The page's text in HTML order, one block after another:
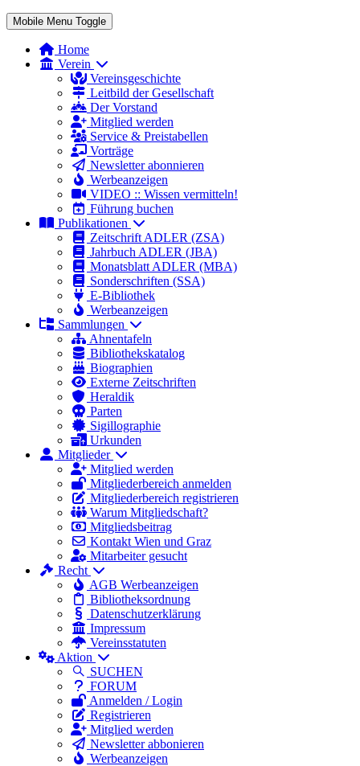
Mobile Menu Toggle
Home
Verein
Vereinsgeschichte
Leitbild der Gesellschaft
Der Vorstand
Mitglied werden
Service & Preistabellen
Vorträge
Newsletter abonnieren
Werbeanzeigen
VIDEO :: Wissen vermitteln!
Führung buchen
Publikationen
Zeitschrift ADLER (ZSA)
Jahrbuch ADLER (JBA)
Monatsblatt ADLER (MBA)
Sonderschriften (SSA)
E-Bibliothek
Werbeanzeigen
Sammlungen
Ahnentafeln
Bibliothekskatalog
Biographien
Externe Zeitschriften
Heraldik
Parten
Sigillographie
Urkunden
Mitglieder
Mitglied werden
Mitgliederbereich anmelden
Mitgliederbereich registrieren
Warum Mitgliedschaft?
Mitgliedsbeitrag
Kontakt Wien und Graz
Mitarbeiter gesucht
Recht
AGB Werbeanzeigen
Bibliotheksordnung
Datenschutzerklärung
Impressum
Vereinsstatuten
Aktion
SUCHEN
FORUM
Anmelden / Login
Registrieren
Mitglied werden
Newsletter abbonieren
Werbeanzeigen